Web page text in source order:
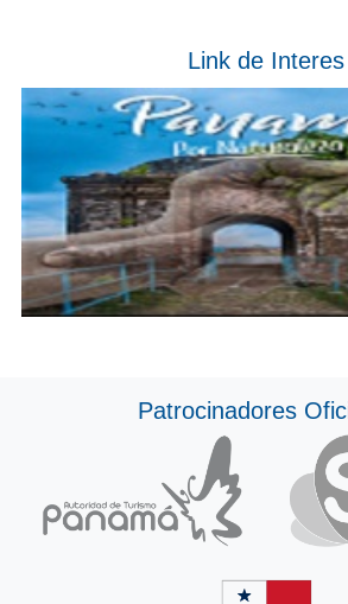
Link de Interes
Patrocinadores